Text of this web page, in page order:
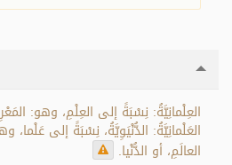
العِلْمانِيَّةُ: نِسْبَةً إلى العِلْمِ، وهو:
العَلْمانِيَّةُ: الدُّنْيَوِيَّةُ، نِسْبَةً إلى
العالَمِ، أو الدُّنْيا.